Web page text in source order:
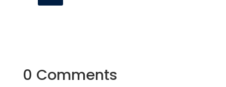
0 Comments